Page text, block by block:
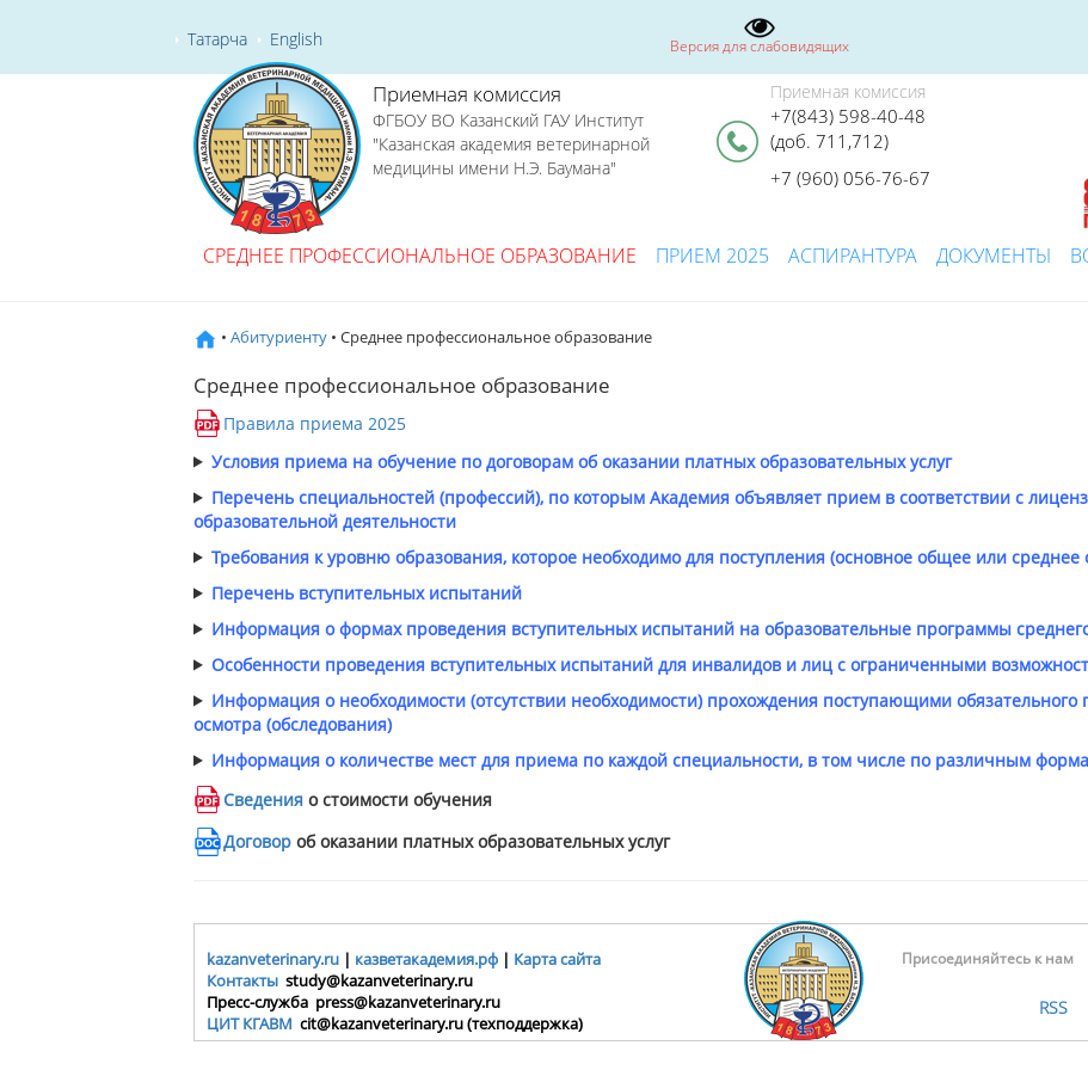
Татарча English Версия для слабовидящих
Приемная комиссия
ФГБОУ ВО Казанский ГАУ Институт
"Казанская академия ветеринарной
медицины имени Н.Э. Баумана"
Приемная комиссия
+7(843) 598-40-48
(доб. 711,712)
+7 (960) 056-76-67
СРЕДНЕЕ ПРОФЕССИОНАЛЬНОЕ ОБРАЗОВАНИЕ ПРИЕМ 2025 АСПИРАНТУРА ДОКУМЕНТЫ
• Абитуриенту • Среднее профессиональное образование
Среднее профессиональное образование
Правила приема 2025
Условия приема на обучение по договорам об оказании платных образовательных услуг
Перечень специальностей (профессий), по которым Академия объявляет прием в соответствии с
образовательной деятельности
Требования к уровню образования, которое необходимо для поступления (основное общее или
Перечень вступительных испытаний
Информация о формах проведения вступительных испытаний на образовательные программы
Особенности проведения вступительных испытаний для инвалидов и лиц с ограниченными
Информация о необходимости (отсутствии необходимости) прохождения поступающими обязательного
осмотра (обследования)
Информация о количестве мест для приема по каждой специальности, в том числе по различным
Сведения о стоимости обучения
Договор об оказании платных образовательных услуг
kazanveterinary.ru | казветакадемия.рф | Карта сайта
Контакты study@kazanveterinary.ru
Пресс-служба press@kazanveterinary.ru
ЦИТ КГАВМ cit@kazanveterinary.ru (техподдержка)
Присоединяйтесь к нам
RSS